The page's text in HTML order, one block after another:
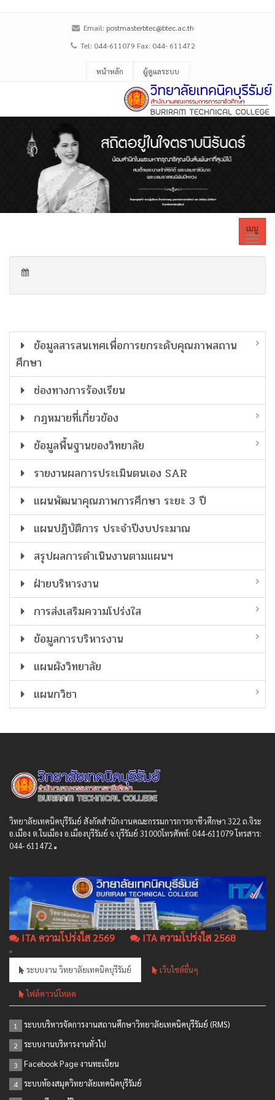
Email: postmasterbtec@btec.ac.th
Tel: 044-611079 Fax: 044- 611472
หน้าหลัก ผู้ดูแลระบบ
เมนู
ข้อมูลสารสนเทศเพื่อการยกระดับคุณภาพสถาน
ศึกษา
ช่องทางการร้องเรียน
กฎหมายที่เกี่ยวข้อง
ข้อมูลพื้นฐานของวิทยาลัย
รายงานผลการประเมินตนเอง SAR
แผนพัฒนาคุณภาพการศึกษา ระยะ 3 ปี
แผนปฏิบัติการ ประจำปีงบประมาณ
สรุปผลการดำเนินงานตามแผนฯ
ฝ่ายบริหารงาน
การส่งเสริมความโปร่งใส
ข้อมูลการบริหารงาน
แผนผังวิทยาลัย
แผนกวิชา
วิทยาลัยเทคนิคบุรีรัมย์ สังกัดสํานักงานคณะกรรมการการอาชีวศึกษา 322 ถ.จิระ
อ.เมือง ต.ในเมือง อ.เมืองบุรีรัมย์ จ.บุรีรัมย์ 31000โทรศัพท์: 044-611079 โทรสาร:
044- 611472
ITA ความโปร่งใส 2569 ITA ความโปร่งใส 2568
ระบบงาน วิทยาลัยเทคนิคบุรีรัมย์ เว็บไซต์อื่นๆ
ไฟล์ดาวน์โหลด
1 ระบบบริหารจัดการงานสถานศึกษาวิทยาลัยเทคนิคบุรีรัมย์ (RMS)
2 ระบบงานบริหารงานทั่วไป
3 Facebook Page งานทะเบียน
4 ระบบห้องสมุดวิทยาลัยเทคนิคบุรีรัมย์